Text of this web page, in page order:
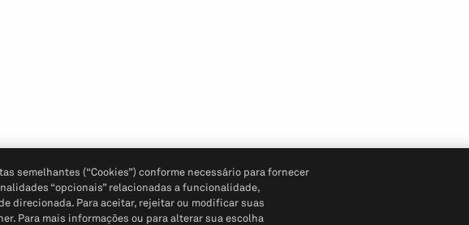
semelhantes (“Cookies”) conforme necessário para fornecer
“opcionais” relacionadas a funcionalidade,
direcionada. Para aceitar, rejeitar ou modificar suas
Para mais informações ou para alterar sua escolha